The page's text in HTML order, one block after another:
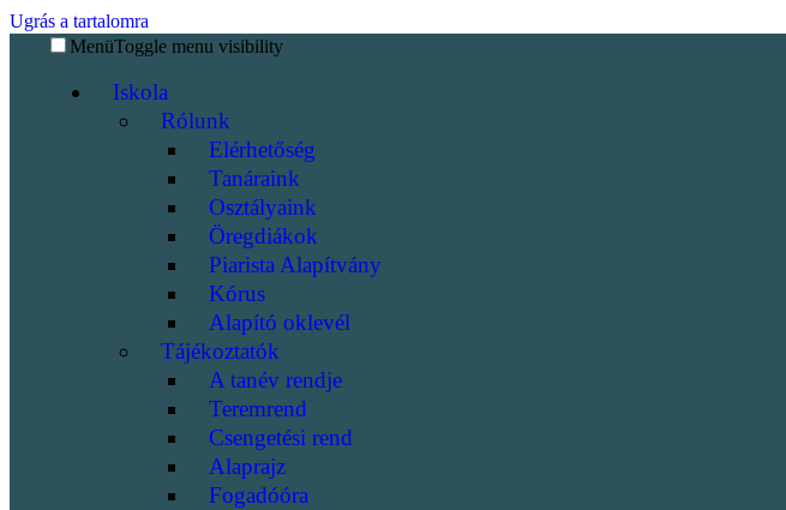
Ugrás a tartalomra
MenüToggle menu visibility
Iskola
Rólunk
Elérhetőség
Tanáraink
Osztályaink
Öregdiákok
Piarista Alapítvány
Kórus
Alapító oklevél
Tájékoztatók
A tanév rendje
Teremrend
Csengetési rend
Alaprajz
Fogadóóra